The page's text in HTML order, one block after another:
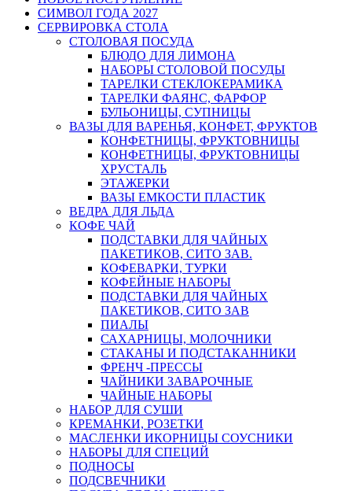
СИМВОЛ ГОДА 2027
СЕРВИРОВКА СТОЛА
СТОЛОВАЯ ПОСУДА
БЛЮДО ДЛЯ ЛИМОНА
НАБОРЫ СТОЛОВОЙ ПОСУДЫ
ТАРЕЛКИ СТЕКЛОКЕРАМИКА
ТАРЕЛКИ ФАЯНС, ФАРФОР
БУЛЬОНИЦЫ, СУПНИЦЫ
ВАЗЫ ДЛЯ ВАРЕНЬЯ, КОНФЕТ, ФРУКТОВ
КОНФЕТНИЦЫ, ФРУКТОВНИЦЫ
КОНФЕТНИЦЫ, ФРУКТОВНИЦЫ
ХРУСТАЛЬ
ЭТАЖЕРКИ
ВАЗЫ ЕМКОСТИ ПЛАСТИК
ВЕДРА ДЛЯ ЛЬДА
КОФЕ ЧАЙ
ПОДСТАВКИ ДЛЯ ЧАЙНЫХ
ПАКЕТИКОВ, СИТО ЗАВ.
КОФЕВАРКИ, ТУРКИ
КОФЕЙНЫЕ НАБОРЫ
ПОДСТАВКИ ДЛЯ ЧАЙНЫХ
ПАКЕТИКОВ, СИТО ЗАВ
ПИАЛЫ
САХАРНИЦЫ, МОЛОЧНИКИ
СТАКАНЫ И ПОДСТАКАННИКИ
ФРЕНЧ -ПРЕССЫ
ЧАЙНИКИ ЗАВАРОЧНЫЕ
ЧАЙНЫЕ НАБОРЫ
НАБОР ДЛЯ СУШИ
КРЕМАНКИ, РОЗЕТКИ
МАСЛЕНКИ ИКОРНИЦЫ СОУСНИКИ
НАБОРЫ ДЛЯ СПЕЦИЙ
ПОДНОСЫ
ПОДСВЕЧНИКИ